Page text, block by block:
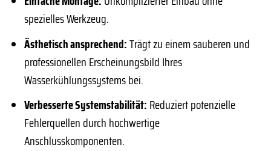
spezielles Werkzeug.
Ästhetisch ansprechend:Trägt zu einem sauberen und
professionellen Erscheinungsbild Ihres
Wasserkühlungssystems bei.
Verbesserte Systemstabilität: Reduziert potenzielle
Fehlerquellen durch hochwertige
Anschlusskomponenten.